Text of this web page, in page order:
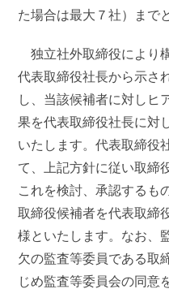
た場合は最大７社）まで
独立社外取締役により
代表取締役社長から示さ
し、当該候補者に対しヒ
果を代表取締役社長に対
いたします。代表取締役
て、上記方針に従い取締
これを検討、承認するも
取締役候補者を代表取締
様といたします。なお、
欠の監査等委員である取
じめ監査等委員会の同意